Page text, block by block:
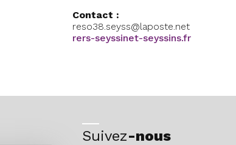
Contact :
reso38.seyss@laposte.net
rers-seyssinet-seyssins.fr
Suivez-nous